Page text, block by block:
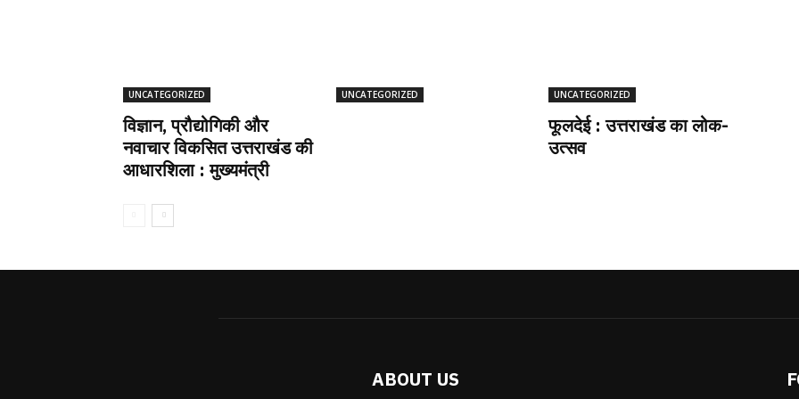
UNCATEGORIZED
विज्ञान, प्रौद्योगिकी और
नवाचार विकसित उत्तराखंड की
आधारशिला : मुख्यमंत्री
UNCATEGORIZED UNCATEGORIZED
फूलदेई : उत्तराखंड का लोक-
उत्सव
ABOUT US